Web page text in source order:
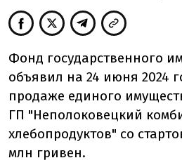
Фонд государственного
объявил на 24 июня 2024
продаже единого
ГП "Неполоковецкий
хлебопродуктов" со
млн гривен.